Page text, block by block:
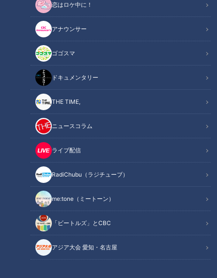
恋はロケ中に！
アナウンサー
ゴゴスマ
ドキュメンタリー
THE TIME,
ニュースコラム
ライブ配信
RadiChubu（ラジチューブ）
me:tone（ミートーン）
「ビートルズ」とCBC
アジア大会 愛知・名古屋
記事に戻る
この記事を見たあなたへのおすすめ
「糖尿病」夏の食生活に注
意！…血糖値スパイクが起きて
いるサインは？糖尿病の予防・
今注目「糖尿病の学習入院」…
血糖値の上昇を緩やかにするコ
ツは？専門家に学ぶ“血糖値管理
術”